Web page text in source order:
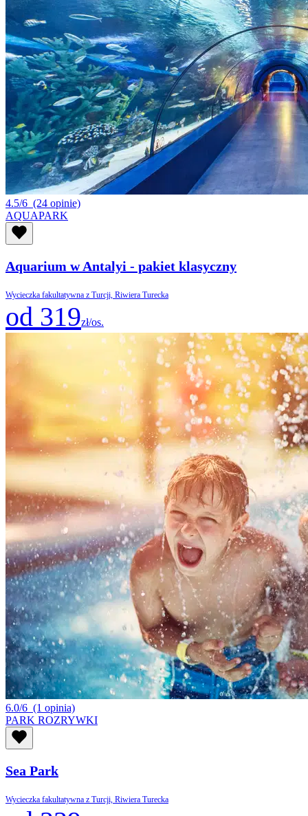
4.5/6 (24 opinie)
AQUAPARK
Aquarium w Antalyi - pakiet klasyczny
Wycieczka fakultatywna z Turcji, Riwiera Turecka
od 319zł/os.
6.0/6 (1 opinia)
PARK ROZRYWKI
Sea Park
Wycieczka fakultatywna z Turcji, Riwiera Turecka